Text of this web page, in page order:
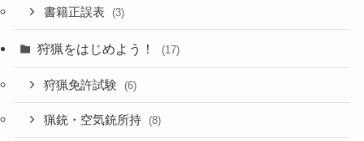
書籍正誤表 (3)
狩猟をはじめよう！ (17)
狩猟免許試験 (6)
猟銃・空気銃所持 (8)